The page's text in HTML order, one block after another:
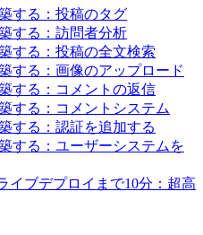
する：投稿のタグ
する：訪問者分析
する：投稿の全文検索
する：画像のアップロード
する：コメントの返信
する：コメントシステム
する：認証を追加する
する：ユーザーシステムを
イブデプロイまで10分：超高